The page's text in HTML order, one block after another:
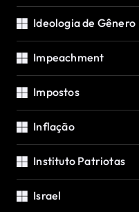
Ideologia de Gênero
Impeachment
Impostos
Inflação
Instituto Patriotas
Israel